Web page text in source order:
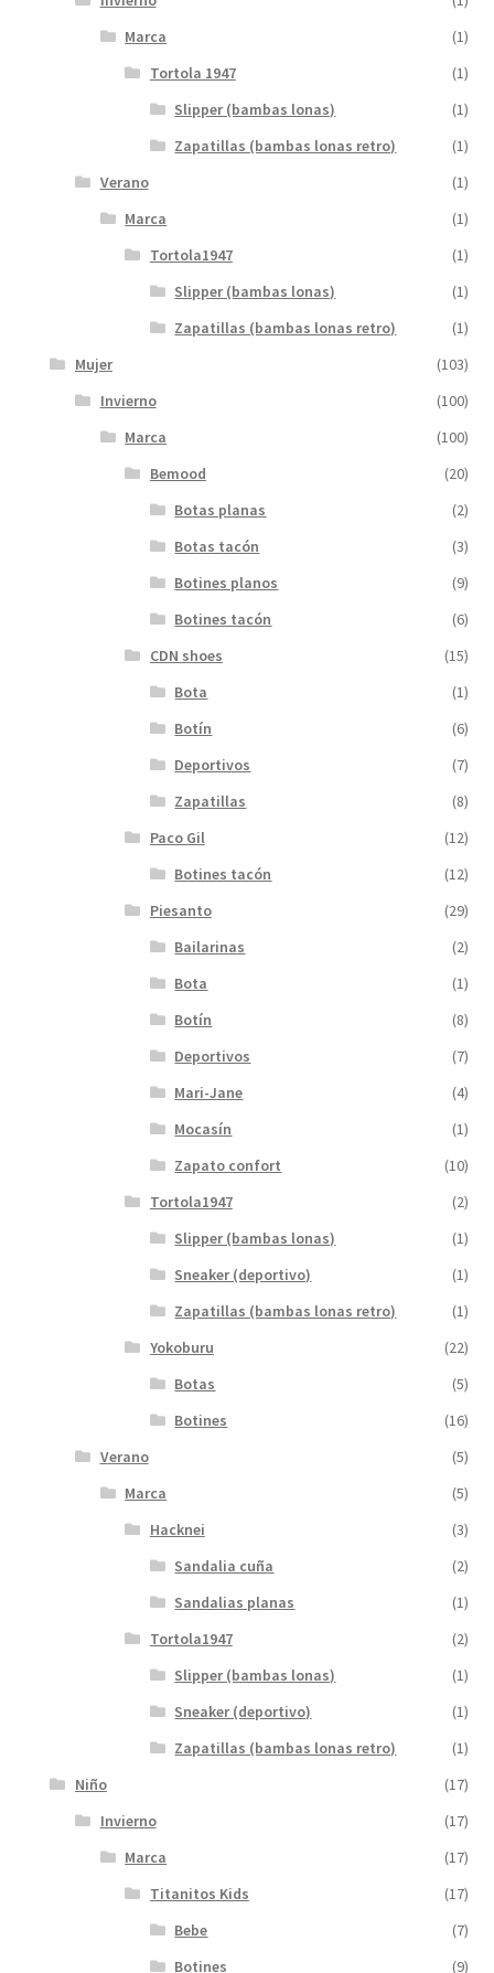
Marca
(1)
Tortola 1947
(1)
Slipper (bambas lonas)
(1)
Zapatillas (bambas lonas retro)
(1)
Verano
(1)
Marca
(1)
Tortola1947
(1)
Slipper (bambas lonas)
(1)
Zapatillas (bambas lonas retro)
(1)
Mujer
(103)
Invierno
(100)
Marca
(100)
Bemood
(20)
Botas planas
(2)
Botas tacón
(3)
Botines planos
(9)
Botines tacón
(6)
CDN shoes
(15)
Bota
(1)
Botín
(6)
Deportivos
(7)
Zapatillas
(8)
Paco Gil
(12)
Botines tacón
(12)
Piesanto
(29)
Bailarinas
(2)
Bota
(1)
Botín
(8)
Deportivos
(7)
Mari-Jane
(4)
Mocasín
(1)
Zapato confort
(10)
Tortola1947
(2)
Slipper (bambas lonas)
(1)
Sneaker (deportivo)
(1)
Zapatillas (bambas lonas retro)
(1)
Yokoburu
(22)
Botas
(5)
Botines
(16)
Verano
(5)
Marca
(5)
Hacknei
(3)
Sandalia cuña
(2)
Sandalias planas
(1)
Tortola1947
(2)
Slipper (bambas lonas)
(1)
Sneaker (deportivo)
(1)
Zapatillas (bambas lonas retro)
(1)
Niño
(17)
Invierno
(17)
Marca
(17)
Titanitos Kids
(17)
Bebe
(7)
Botines
(9)